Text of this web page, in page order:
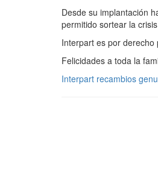
Desde su implantación
permitido sortear la
Interpart es por
Felicidades a toda la
Interpart recambios